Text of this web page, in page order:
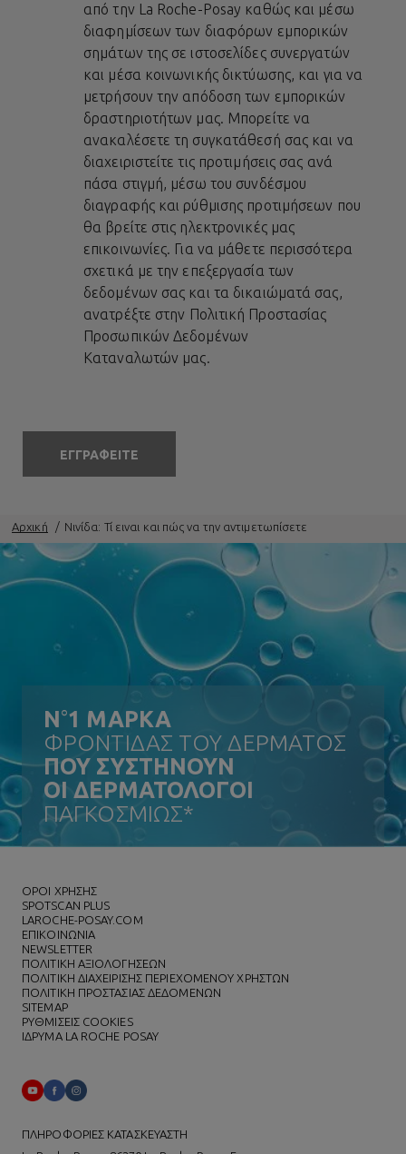
από την La Roche-Posay καθώς και μέσω
διαφημίσεων των διαφόρων εμπορικών
σημάτων της σε ιστοσελίδες συνεργατών
και μέσα κοινωνικής δικτύωσης, και για να
μετρήσουν την απόδοση των εμπορικών
δραστηριοτήτων μας. Μπορείτε να
ανακαλέσετε τη συγκατάθεσή σας και να
διαχειριστείτε τις προτιμήσεις σας ανά
πάσα στιγμή, μέσω του συνδέσμου
διαγραφής και ρύθμισης προτιμήσεων που
θα βρείτε στις ηλεκτρονικές μας
επικοινωνίες. Για να μάθετε περισσότερα
σχετικά με την επεξεργασία των
δεδομένων σας και τα δικαιώματά σας,
ανατρέξτε στην Πολιτική Προστασίας
Προσωπικών Δεδομένων
Καταναλωτών μας.
ΕΓΓΡΑΦΕΙΤΕ
Αρχική Νινίδα: Τί ειναι και πώς να την αντιμετωπίσετε
N°1 ΜΑΡΚΑ
ΦΡΟΝΤΙΔΑΣ ΤΟΥ ΔΕΡΜΑΤΟΣ
ΠΟΥ ΣΥΣΤΗΝΟΥΝ
ΟΙ ΔΕΡΜΑΤΟΛΟΓΟΙ
ΠΑΓΚΟΣΜΙΩΣ*
ΌΡΟΙ ΧΡΗΣΗΣ
SPOTSCAN PLUS
LAROCHE-POSAY.COM
ΕΠΙΚΟΙΝΩΝΙΑ
NEWSLETTER
ΠΟΛΙΤΙΚΗ ΑΞΙΟΛΟΓΗΣΕΩΝ
ΠΟΛΙΤΙΚΗ ΔΙΑΧΕΙΡΙΣΗΣ ΠΕΡΙΕΧΟΜΕΝΟΥ ΧΡΗΣΤΩΝ
ΠΟΛΙΤΙΚΗ ΠΡΟΣΤΑΣΙΑΣ ΔΕΔΟΜΕΝΩΝ
SITEMAP
ΡΥΘΜΙΣΕΙΣ COOKIES
ΙΔΡΥΜΑ LA ROCHE POSAY
ΠΛΗΡΟΦΟΡΙΕΣ ΚΑΤΑΣΚΕΥΑΣΤΗ